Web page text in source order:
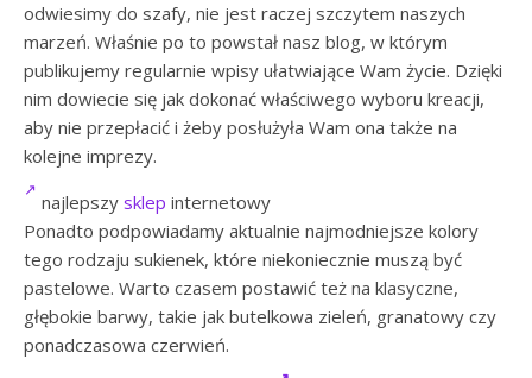
odwiesimy do szafy, nie jest raczej szczytem naszych
marzeń. Właśnie po to powstał nasz blog, w którym
publikujemy regularnie wpisy ułatwiające Wam życie. Dzięki
nim dowiecie się jak dokonać właściwego wyboru kreacji,
aby nie przepłacić i żeby posłużyła Wam ona także na
kolejne imprezy.
najlepszy sklep internetowy
Ponadto podpowiadamy aktualnie najmodniejsze kolory
tego rodzaju sukienek, które niekoniecznie muszą być
pastelowe. Warto czasem postawić też na klasyczne,
głębokie barwy, takie jak butelkowa zieleń, granatowy czy
ponadczasowa czerwień.